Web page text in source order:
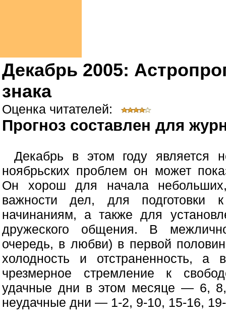
Декабрь 2005:
знака
Оценка читателей:
Прогноз составлен для
Декабрь в этом году является
ноябрьских проблем он может
Он хорош для начала
важности дел, для
начинаниям, а также для
дружеского общения. В
очередь, в любви) в первой
холодность и отстраненность,
чрезмерное стремление к
удачные дни в этом месяце — 6,
неудачные дни — 1-2, 9-10, 15-16,